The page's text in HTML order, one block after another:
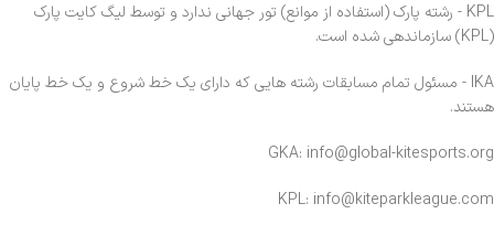
KPL - رشته پارک (استفاده از موانع) تور جهانی ندارد و توسط لیگ کایت پارک
(KPL) سازماندهی شده است.
IKA - مسئول تمام مسابقات رشته هایی که دارای یک خط شروع و یک خط پایان
هستند.
GKA: info@global-kitesports.org
KPL: info@kiteparkleague.com